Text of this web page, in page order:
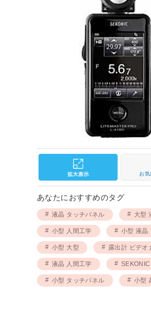
お気
あなたにおすすめのタグ
液晶 タッチパネル 大型
小型 人間工学 小型 液晶
小型 大型 露出計 ビデオ
液晶 人間工学
小型 タッチパネル 小型